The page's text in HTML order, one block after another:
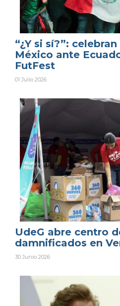
“¿Y si sí?”:
México ante
FutFest
01 Julio 2026
UdeG abre centro
damnificados en
30 Junio 2026